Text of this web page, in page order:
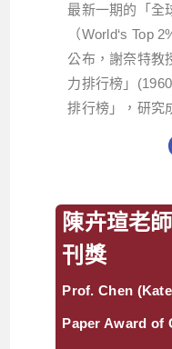
最新一期的「全
（World‘s Top
公布，謝奈特教
力排行榜」
排行榜」，研究
陳卉瑄老
刊獎
Prof. Chen
Paper Award of